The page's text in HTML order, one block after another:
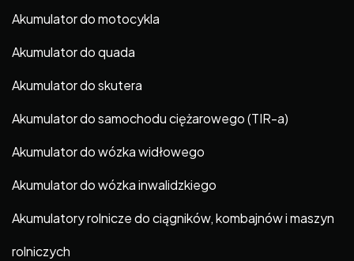
Akumulator do motocykla
Akumulator do quada
Akumulator do skutera
Akumulator do samochodu ciężarowego (TIR-a)
Akumulator do wózka widłowego
Akumulator do wózka inwalidzkiego
Akumulatory rolnicze do ciągników, kombajnów i maszyn
rolniczych